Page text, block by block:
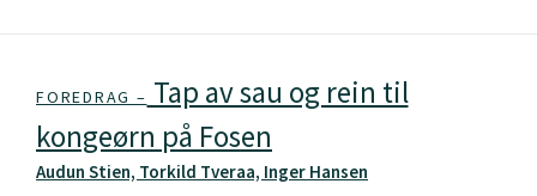
FOREDRAG – Tap av sau og rein til
kongeørn på Fosen
Audun Stien, Torkild Tveraa, Inger Hansen